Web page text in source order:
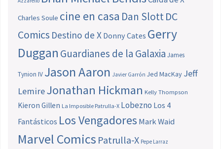
Charles Soule cine en casa Dan SlottDC
Comics Destino de X Donny Cates Gerry
Duggan Guardianes de la Galaxia James
Tynion IV Jason Aaron Javier Garrón Jed MacKay Jeff
LemireJonathan Hickman Kelly Thompson
Kieron Gillen La Imposible Patrulla-X Lobezno Los 4
Fantásticos Los Vengadores Mark Waid
Marvel Comics Patrulla-X Pepe Larraz